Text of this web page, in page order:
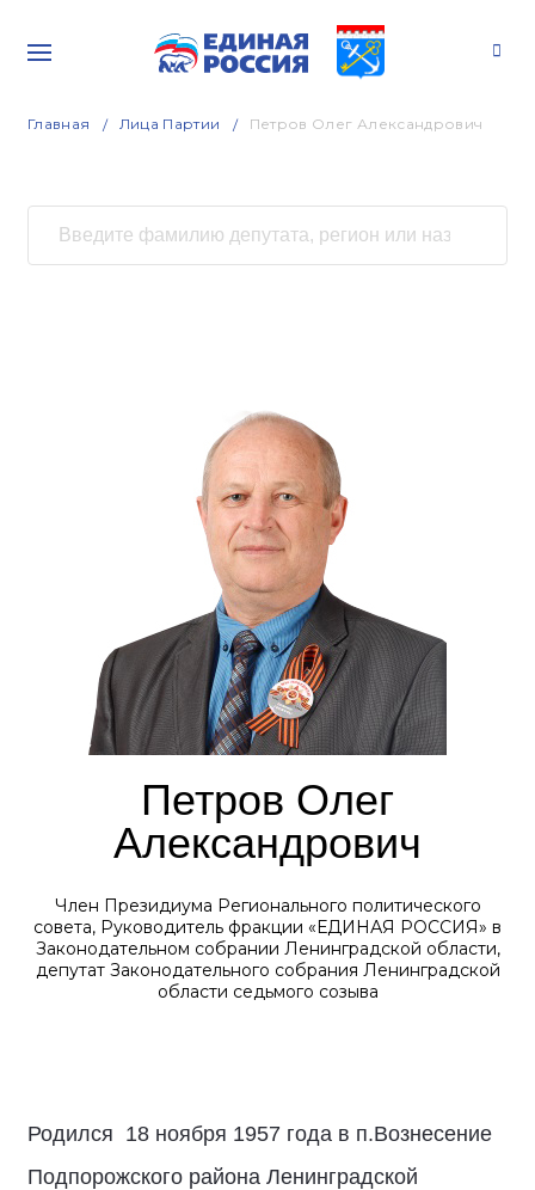
Главная Лица Партии Петров Олег Александрович
Петров Олег
Александрович
Член Президиума Регионального политического
совета, Руководитель фракции «ЕДИНАЯ РОССИЯ» в
Законодательном собрании Ленинградской области,
депутат Законодательного собрания Ленинградской
области седьмого созыва
Родился 18 ноября 1957 года в п.Вознесение
Подпорожского района Ленинградской